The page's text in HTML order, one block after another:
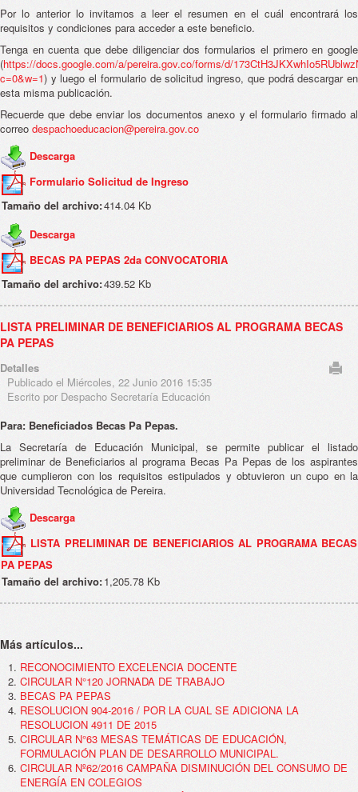
Por lo anterior lo invitamos a leer el resumen en el cuál encontrará los
requisitos y condiciones para acceder a este beneficio.
Tenga en cuenta que debe diligenciar dos formularios el primero en google
(https://docs.google.com/a/pereira.gov.co/forms/d/
c=0&w=1) y luego el formulario de solicitud ingreso, que podrá descargar en
esta misma publicación.
Recuerde que debe enviar los documentos anexo y el formulario firmado al
correo despachoeducacion@pereira.gov.co
Descarga
Formulario Solicitud de Ingreso
Tamaño del archivo:414.04 Kb
Descarga
BECAS PA PEPAS 2da CONVOCATORIA
Tamaño del archivo:439.52 Kb
LISTA PRELIMINAR DE BENEFICIARIOS AL PROGRAMA BECAS
PA PEPAS
Detalles
Publicado el Miércoles, 22 Junio 2016 15:35
Escrito por Despacho Secretaría Educación
Para: Beneficiados Becas Pa Pepas.
La Secretaría de Educación Municipal, se permite publicar el listado
preliminar de Beneficiarios al programa Becas Pa Pepas de los aspirantes
que cumplieron con los requisitos estipulados y obtuvieron un cupo en la
Universidad Tecnológica de Pereira.
Descarga
LISTA PRELIMINAR DE BENEFICIARIOS AL PROGRAMA BECAS
PA PEPAS
Tamaño del archivo:1,205.78 Kb
Más artículos...
RECONOCIMIENTO EXCELENCIA DOCENTE
CIRCULAR N°120 JORNADA DE TRABAJO
BECAS PA PEPAS
RESOLUCION 904-2016 / POR LA CUAL SE ADICIONA LA
RESOLUCION 4911 DE 2015
CIRCULAR N°63 MESAS TEMÁTICAS DE EDUCACIÓN,
FORMULACIÓN PLAN DE DESARROLLO MUNICIPAL.
CIRCULAR Nº62/2016 CAMPAÑA DISMINUCIÓN DEL CONSUMO DE
ENERGÍA EN COLEGIOS